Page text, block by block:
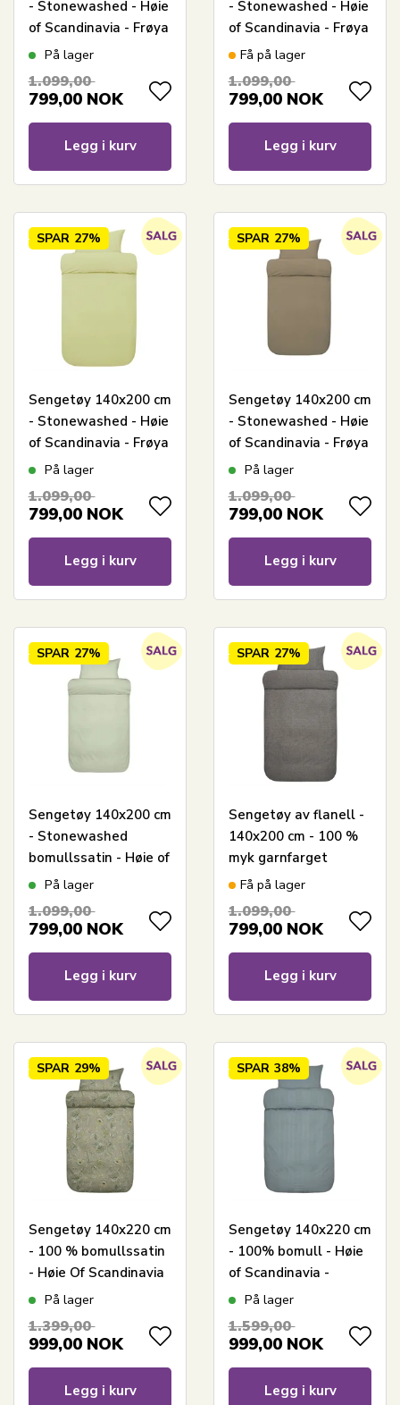
- Stonewashed - Høie
of Scandinavia - Frøya
Denim Blå
På lager
1.099,00
799,00 NOK
Legg i kurv
- Stonewashed - Høie
of Scandinavia - Frøya
Light Blue
Få på lager
1.099,00
799,00 NOK
Legg i kurv
SPAR 27%
Sengetøy 140x200 cm
- Stonewashed - Høie
of Scandinavia - Frøya
Muted Lime
På lager
1.099,00
799,00 NOK
Legg i kurv
SPAR 27%
Sengetøy 140x200 cm
- Stonewashed - Høie
of Scandinavia - Frøya
Olivengrønn
På lager
1.099,00
799,00 NOK
Legg i kurv
SPAR 27%
Sengetøy 140x200 cm
- Stonewashed
bomullssatin - Høie of
Scandinavia - Harmoni
På lager
1.099,00
799,00 NOK
Legg i kurv
SPAR 27%
Sengetøy av flanell -
140x200 cm - 100 %
myk garnfarget
bomullsflanell - Høie
Casper dempet sort
premium
Få på lager
1.099,00
799,00 NOK
Legg i kurv
SPAR 29%
Sengetøy 140x220 cm
- 100 % bomullssatin
- Høie Of Scandinavia
- Mille Grønn
På lager
1.399,00
999,00 NOK
Legg i kurv
SPAR 38%
Sengetøy 140x220 cm
- 100% bomull - Høie
of Scandinavia -
Midnatt Dus Blå
På lager
1.599,00
999,00 NOK
Legg i kurv